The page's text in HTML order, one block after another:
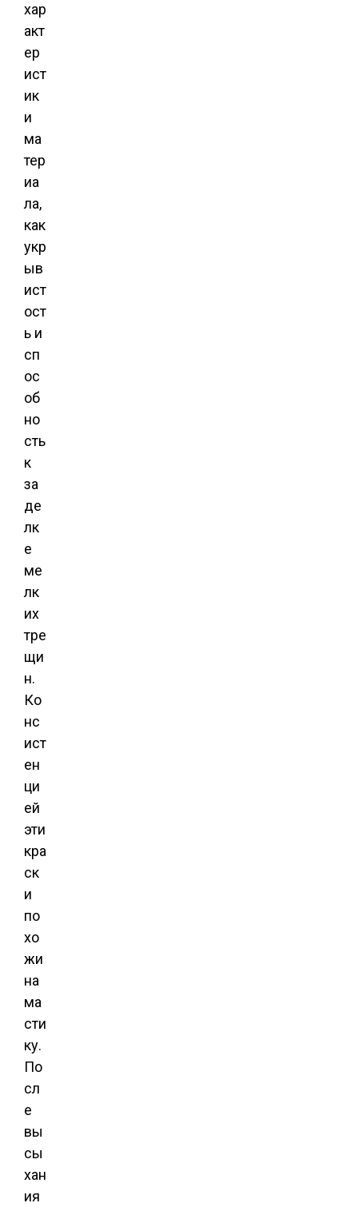
хар
акт
ер
ист
ик
и
ма
тер
иа
ла,
как
укр
ыв
ист
ост
ь и
сп
ос
об
но
сть
к
за
де
лк
е
ме
лк
их
тре
щи
н.
Ко
нс
ист
ен
ци
ей
эти
кра
ск
и
по
хо
жи
на
ма
сти
ку.
По
сл
е
вы
сы
хан
ия